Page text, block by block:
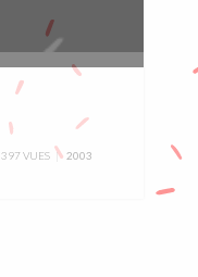
397 VUES 2003